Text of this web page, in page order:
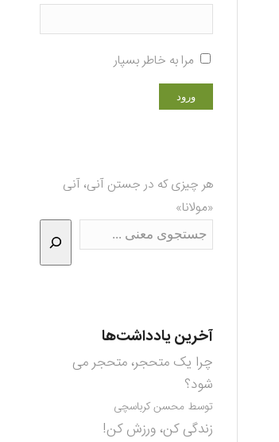
مرا به خاطر بسپار
هر چیزی که در جستن آنی، آنی
«مولانا»
آخرین یادداشت‌ها
چرا یک متحجر، متحجر می
شود؟
توسط محسن کرباسچی
زندگی کن، ورزش کن!